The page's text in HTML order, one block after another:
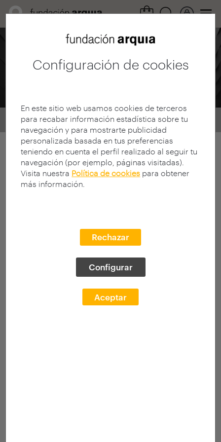
Configuración de cookies
En este sitio web usamos cookies de terceros
para recabar información estadística sobre tu
navegación y para mostrarte publicidad
personalizada basada en tus preferencias
teniendo en cuenta el perfil realizado al seguir tu
navegación (por ejemplo, páginas visitadas).
Visita nuestra Política de cookies para obtener
más información.
Rechazar
Configurar
Aceptar
Agenda
Home Agenda
Todos los eventos
Próximos eventos
< Seleccionar filtros